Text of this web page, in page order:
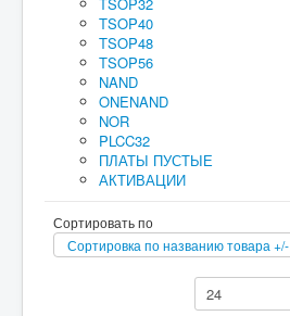
Оплата и доставка
Мои заказы
Прайс-лист
Реквизиты
Гарантия
TSOP40
TSOP48
TSOP56
NAND
ONENAND
NOR
PLCC32
ПЛАТЫ ПУСТЫЕ
АКТИВАЦИИ
Сортировать по
Сортировка по названию товара +/-